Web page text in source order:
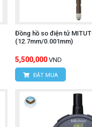
Đồng hồ so điện tử
(12.7mm/0.001mm)
5,500,000 VND
ĐẶT MUA